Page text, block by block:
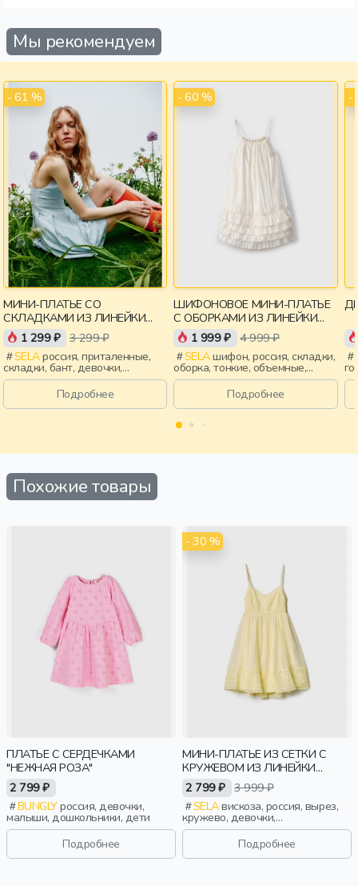
Мы рекомендуем
- 61 %
МИНИ-ПЛАТЬЕ СО
СКЛАДКАМИ ИЗ ЛИНЕЙКИ
YOUNG1 299 ₽ 3 299 ₽
SELAроссия, приталенные,
складки, бант, девочки,
старшеклассники, дети
Подробнее
- 60 %
ШИФОНОВОЕ МИНИ-ПЛАТЬЕ
С ОБОРКАМИ ИЗ ЛИНЕЙКИ
YOUNG1 999 ₽ 4 999 ₽
SELAшифон, россия, складки,
оборка, тонкие, объемные,
девочки, старшеклассники,
Подробнее
-
Похожие товары
ПЛАТЬЕ С СЕРДЕЧКАМИ
"НЕЖНАЯ РОЗА"
2 799 ₽
BUNGLYроссия, девочки,
малыши, дошкольники, дети
Подробнее
- 30 %
МИНИ-ПЛАТЬЕ ИЗ СЕТКИ С
КРУЖЕВОМ ИЗ ЛИНЕЙКИ
YOUNG
2 799 ₽ 3 999 ₽
SELAвискоза, россия, вырез,
кружево, девочки,
старшеклассники, дети
Подробнее